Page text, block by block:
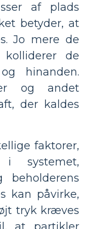
af plads
betyder, at
Jo mere de
kolliderer de
hinanden.
og andet
der kaldes
faktorer,
i systemet,
kan påvirke,
tryk kræves